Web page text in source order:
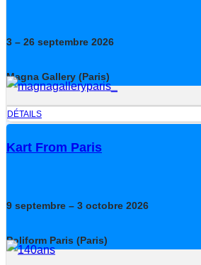
3 – 26 septembre 2026
Magna Gallery (Paris)
DÉTAILS
Kart From Paris
9 septembre – 3 octobre 2026
Poliform Paris (Paris)